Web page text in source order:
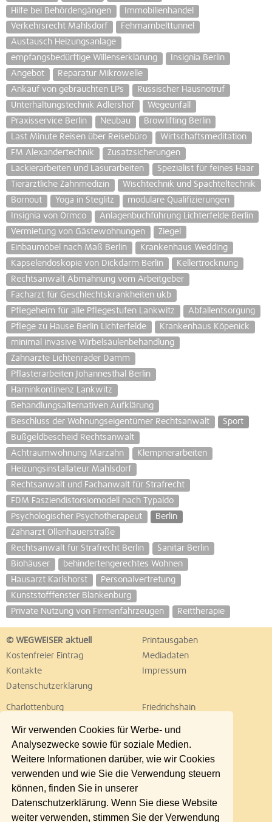
Wir verwenden Cookies für Werbe- und
Analysezwecke sowie für soziale Medien.
Weitere Informationen darüber, wie wir Cookies
verwenden und wie Sie die Verwendung steuern
können, finden Sie in unserer
Datenschutzerklärung. Wenn Sie diese Website
weiter verwenden, stimmen Sie der Verwendung
Hilfe bei Behördengängen
Immobilienhandel
Verkehrsrecht Mahlsdorf
Fehmarnbelttunnel
Austausch Heizungsanlage
empfangsbedürftige Willenserklärung
Insignia Berlin
Angebot
Reparatur Mikrowelle
Ankauf von gebrauchten LPs
Russischer Hausnotruf
Unterhaltungstechnik Adlershof
Wegeunfall
Praxisservice Berlin
Neubau
Browlifting Berlin
Last Minute Reisen über Reisebüro
Wirtschaftsmeditation
FM Alexandertechnik
Zusatzsicherungen
Lackierarbeiten und Lasurarbeiten
Spezialist für feines Haar
Tierärztliche Zahnmedizin
Wischtechnik und Spachteltechnik
Bornout
Yoga in Steglitz
modulare Qualifizierungen
Insignia von Ormco
Anlagenbuchführung Lichterfelde Berlin
Vermietung von Gästewohnungen
Ziegel
Einbaumöbel nach Maß Berlin
Krankenhaus Wedding
Kapselendoskopie von Dickdarm Berlin
Kellertrocknung
Rechtsanwalt Abmahnung vom Arbeitgeber
Facharzt für Geschlechtskrankheiten ukb
Pflegeheim für alle Pflegestufen Lankwitz
Abfallentsorgung
Pflege zu Hause Berlin Lichterfelde
Krankenhaus Köpenick
minimal invasive Wirbelsäulenbehandlung
Zahnärzte Lichtenrader Damm
Pflasterarbeiten Johannesthal Berlin
Harninkontinenz Lankwitz
Behandlungsalternativen Aufklärung
Beschluss der Wohnungseigentümer Rechtsanwalt
Sport
Bußgeldbescheid Rechtsanwalt
Achtraumwohnung Marzahn
Klempnerarbeiten
Heizungsinstallateur Mahlsdorf
Rechtsanwalt und Fachanwalt für Strafrecht
FDM Fasziendistorsiomodell nach Typaldo
Psychologischer Psychotherapeut
Berlin
Zahnarzt Ollenhauerstraße
Rechtsanwalt für Strafrecht Berlin
Sanitär Berlin
Biohäuser
behindertengerechtes Wohnen
Hausarzt Karlshorst
Personalvertretung
Kunststofffenster Blankenburg
Private Nutzung von Firmenfahrzeugen
Reittherapie
© WEGWEISER aktuell
Printausgaben
Kostenfreier Eintrag
Mediadaten
Kontakte
Impressum
Datenschutzerklärung
Charlottenburg
Friedrichshain
Lichtenberg
Marzahn
Neukölln
Pankow
Reinickendorf
Schöneberg
Spandau
Steglitz